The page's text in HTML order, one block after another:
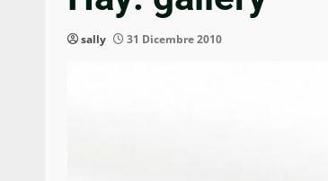
sally 31 Dicembre 2010